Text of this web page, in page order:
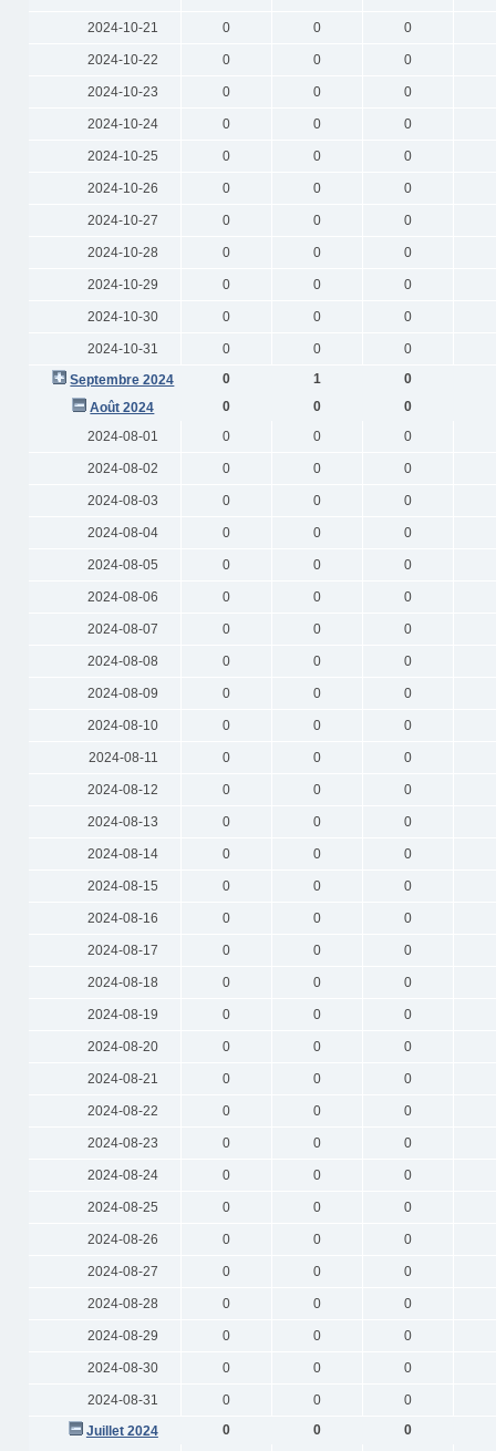
2024-10-21 0 0 0
2024-10-22 0 0 0
2024-10-23 0 0 0
2024-10-24 0 0 0
2024-10-25 0 0 0
2024-10-26 0 0 0
2024-10-27 0 0 0
2024-10-28 0 0 0
2024-10-29 0 0 0
2024-10-30 0 0 0
2024-10-31 0 0
0
Septembre 2024
0 1
0
Août 2024
0 0
0
2024-08-01
0 0 0
2024-08-02 0 0 0
2024-08-03 0 0 0
2024-08-04 0 0 0
2024-08-05 0 0 0
2024-08-06 0 0 0
2024-08-07 0 0 0
2024-08-08 0 0 0
2024-08-09 0 0 0
2024-08-10 0 0 0
2024-08-11 0 0 0
2024-08-12 0 0 0
2024-08-13 0 0 0
2024-08-14 0 0 0
2024-08-15 0 0 0
2024-08-16 0 0 0
2024-08-17 0 0 0
2024-08-18 0 0 0
2024-08-19 0 0 0
2024-08-20 0 0 0
2024-08-21 0 0 0
2024-08-22 0 0 0
2024-08-23 0 0 0
2024-08-24 0 0 0
2024-08-25 0 0 0
2024-08-26 0 0 0
2024-08-27 0 0 0
2024-08-28 0 0 0
2024-08-29 0 0 0
2024-08-30 0 0 0
2024-08-31 0 0
0
Juillet 2024
0 0
0